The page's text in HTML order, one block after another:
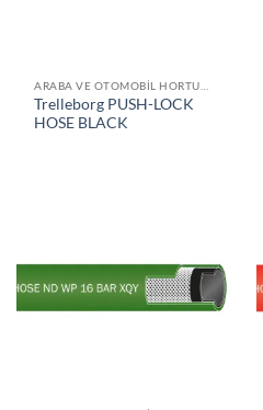
Trelleborg PUSH-LOCK
HOSE BLACK